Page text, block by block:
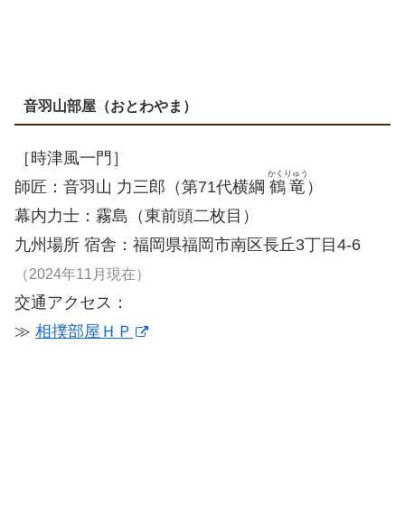
音羽山部屋（おとわやま）
［時津風一門］
師匠：音羽山 力三郎（第71代横綱 鶴竜
かくりゅう
）
幕内力士：霧島（東前頭二枚目）
九州場所 宿舎：福岡県福岡市南区長丘3丁目4-6
（2024年11月現在）
交通アクセス：
≫ 相撲部屋ＨＰ